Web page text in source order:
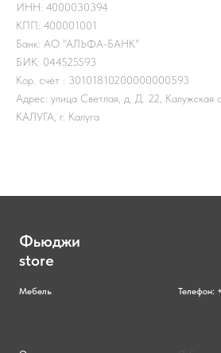
ИНН: 4000030394
КПП: 400001001
Банк: АО "АЛЬФА-БАНК"
БИК: 044525593
Кор. счёт : 30101810200000000593
Адрес: улица Светлая, д. Д. 22,
КАЛУГА, г. Калуга
Фьюджи
store
Мебель Телефон: